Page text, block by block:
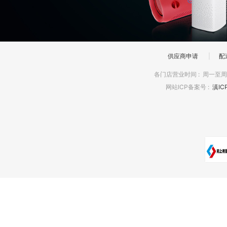
供应商申请 配
各门店营业时间 : 周一至
网站ICP备案号 : 滇